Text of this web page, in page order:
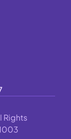
Rights